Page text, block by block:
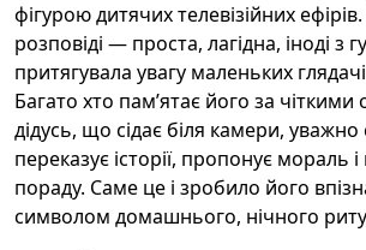
фігурою дитячих телевізійних
розповіді — проста, лагідна, іноді
притягувала увагу маленьких
Багато хто пам’ятає його за
дідусь, що сідає біля камери, уважно
переказує історії, пропонує мораль
пораду. Саме це і зробило його
символом домашнього, нічного